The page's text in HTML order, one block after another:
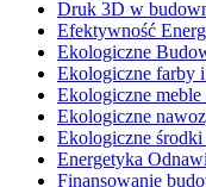
Druk 3D w
Efektywność
Ekologiczne
Ekologiczne farby
Ekologiczne
Ekologiczne
Ekologiczne środki
Energetyka
Finansowanie